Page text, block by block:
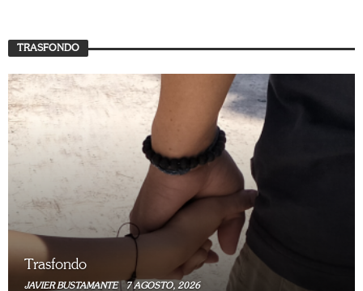
TRASFONDO
Trasfondo
JAVIER BUSTAMANTE 7 JULIO, 2026